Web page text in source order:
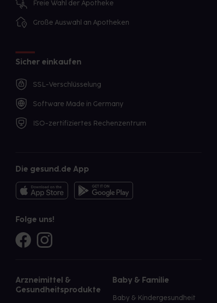
Freie Wahl der Apotheke
Große Auswahl an Apotheken
Sicher einkaufen
SSL-Verschlüsselung
Software Made in Germany
ISO-zertifiziertes Rechenzentrum
Die gesund.de App
Folge uns!
Arzneimittel &
Gesundheitsprodukte
Baby & Familie
Baby & Kindergesundheit